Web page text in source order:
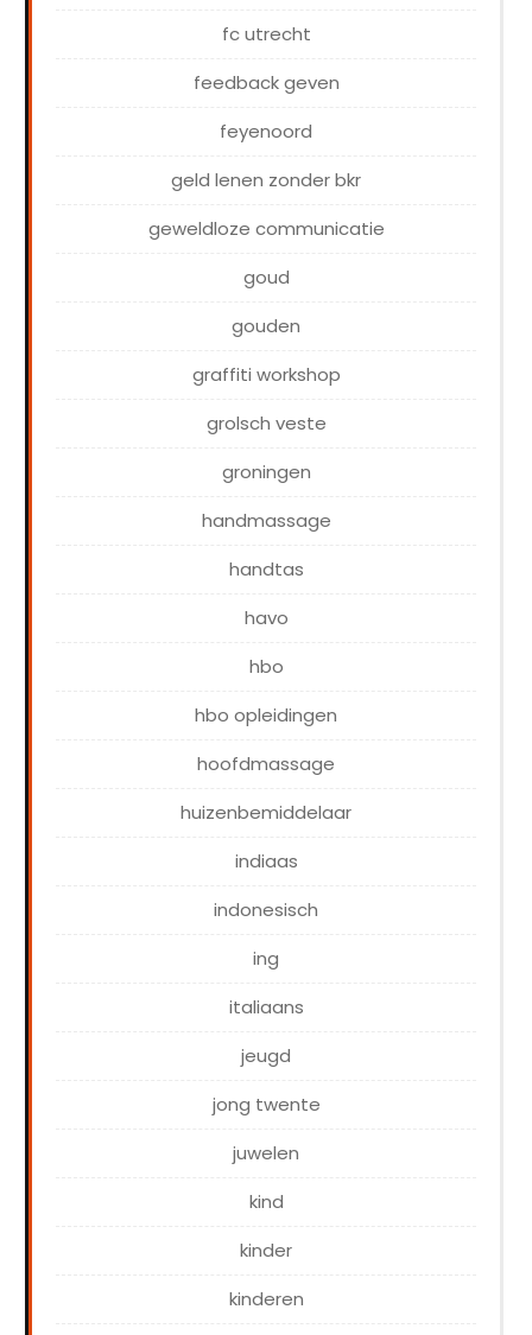
fc utrecht
feedback geven
feyenoord
geld lenen zonder bkr
geweldloze communicatie
goud
gouden
graffiti workshop
grolsch veste
groningen
handmassage
handtas
havo
hbo
hbo opleidingen
hoofdmassage
huizenbemiddelaar
indiaas
indonesisch
ing
italiaans
jeugd
jong twente
juwelen
kind
kinder
kinderen